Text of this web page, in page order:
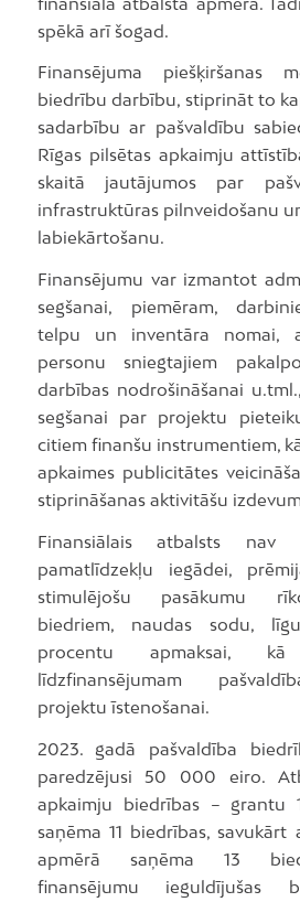
spēkā arī šogad.
Finansējuma piešķiršanas
biedrību darbību, stiprināt to
sadarbību ar pašvaldību
Rīgas pilsētas apkaimju
skaitā jautājumos par
infrastruktūras pilnveidošanu
labiekārtošanu.
Finansējumu var izmantot
segšanai, piemēram,
telpu un inventāra nomai,
personu sniegtajiem
darbības nodrošināšanai
segšanai par projektu
citiem finanšu instrumentiem,
apkaimes publicitātes
stiprināšanas aktivitāšu
Finansiālais atbalsts nav
pamatlīdzekļu iegādei,
stimulējošu pasākumu
biedriem, naudas sodu,
procentu apmaksai,
līdzfinansējumam
projektu īstenošanai.
2023. gadā pašvaldība
paredzējusi 50 000 eiro.
apkaimju biedrības – grantu
saņēma 11 biedrības,
apmērā saņēma 13
finansējumu ieguldījušas